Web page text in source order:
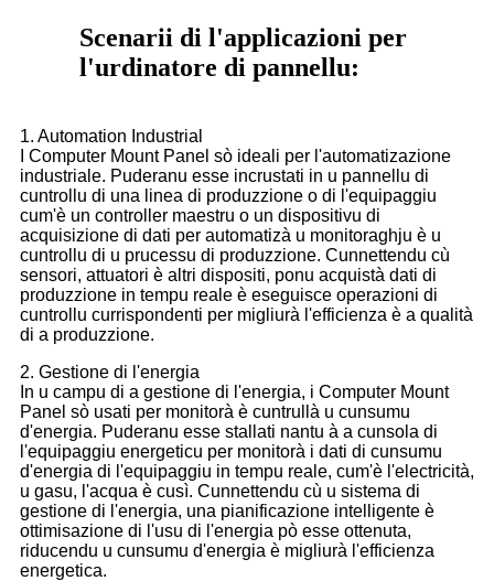
Scenarii di l'applicazioni per
l'urdinatore di pannellu:
1. Automation Industrial
I Computer Mount Panel sò ideali per l'automatizazione
industriale. Puderanu esse incrustati in u pannellu di
cuntrollu di una linea di produzzione o di l'equipaggiu
cum'è un controller maestru o un dispositivu di
acquisizione di dati per automatizà u monitoraghju è u
cuntrollu di u prucessu di produzzione. Cunnettendu cù
sensori, attuatori è altri dispositi, ponu acquistà dati di
produzzione in tempu reale è eseguisce operazioni di
cuntrollu currispondenti per migliurà l'efficienza è a qualità
di a produzzione.
2. Gestione di l'energia
In u campu di a gestione di l'energia, i Computer Mount
Panel sò usati per monitorà è cuntrullà u cunsumu
d'energia. Puderanu esse stallati nantu à a cunsola di
l'equipaggiu energeticu per monitorà i dati di cunsumu
d'energia di l'equipaggiu in tempu reale, cum'è l'electricità,
u gasu, l'acqua è cusì. Cunnettendu cù u sistema di
gestione di l'energia, una pianificazione intelligente è
ottimisazione di l'usu di l'energia pò esse ottenuta,
riducendu u cunsumu d'energia è migliurà l'efficienza
energetica.